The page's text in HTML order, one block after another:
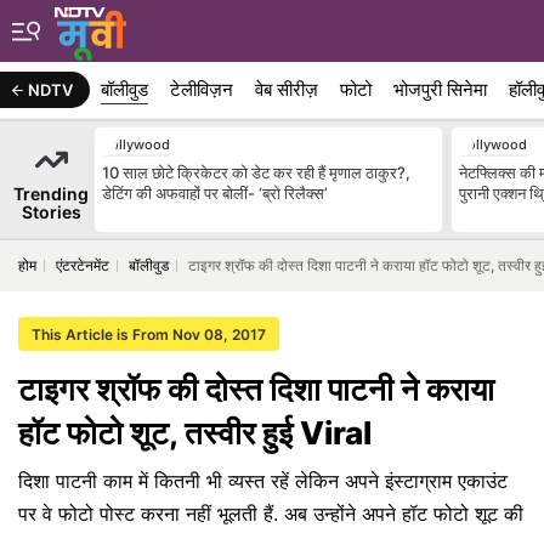
NDTV बॉलीवुड टेलीविज़न वेब सीरीज़ फोटो भोजपुरी सिनेमा
Trending
Stories
Bollywood
10 साल छोटे क्रिकेटर को डेट कर रही हैं मृणाल ठाकुर?,
डेटिंग की अफवाहों पर बोलीं- ‘ब्रो रिलैक्स’
Bollywood
नेटफ्लिक्स की
पुरानी एक्शन
होम एंटरटेनमेंट बॉलीवुड टाइगर श्रॉफ की दोस्त दिशा पाटनी ने कराया हॉट फोटो शूट, तस्वीर
This Article is From Nov 08, 2017
टाइगर श्रॉफ की दोस्त दिशा पाटनी ने कराया
हॉट फोटो शूट, तस्वीर हुई Viral
दिशा पाटनी काम में कितनी भी व्यस्त रहें लेकिन अपने इंस्टाग्राम एकाउंट
पर वे फोटो पोस्ट करना नहीं भूलती हैं. अब उन्होंने अपने हॉट फोटो शूट की